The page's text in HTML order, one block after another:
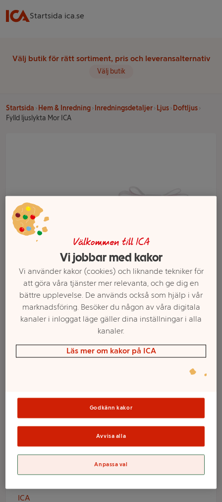
Startsida ica.se
Välj butik för rätt sortiment, pris och leveransalternativ
Välj butik
Startsida Hem & Inredning Inredningsdetaljer Ljus
Doftljus
Fylld ljuslykta Mor ICA
Fylld ljuslykta Mor
ICA
ICA
Välj butik och handla
Välkommen till ICA
Vi jobbar med kakor
Vi använder kakor (cookies) och liknande tekniker för
att göra våra tjänster mer relevanta, och ge dig en
bättre upplevelse. De används också som hjälp i vår
marknadsföring. Besöker du någon av våra digitala
kanaler i inloggat läge gäller dina inställningar i alla
kanaler.
Läs mer om kakor på ICA
Godkänn kakor
Avvisa alla
Anpassa val